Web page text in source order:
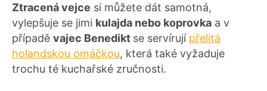
Ztracená vejce si můžete dát samotná,
vylepšuje se jimi kulajda nebo koprovka a v
případě vajec Benedikt se servírují přelitá
holandskou omáčkou, která také vyžaduje
trochu té kuchařské zručnosti.